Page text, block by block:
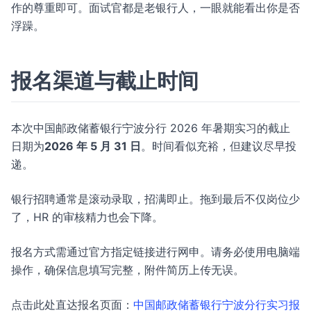
作的尊重即可。面试官都是老银行人，一眼就能看出你是否
浮躁。
报名渠道与截止时间
本次中国邮政储蓄银行宁波分行 2026 年暑期实习的截止
日期为2026 年 5 月 31 日。时间看似充裕，但建议尽早投
递。
银行招聘通常是滚动录取，招满即止。拖到最后不仅岗位少
了，HR 的审核精力也会下降。
报名方式需通过官方指定链接进行网申。请务必使用电脑端
操作，确保信息填写完整，附件简历上传无误。
点击此处直达报名页面： 中国邮政储蓄银行宁波分行实习报